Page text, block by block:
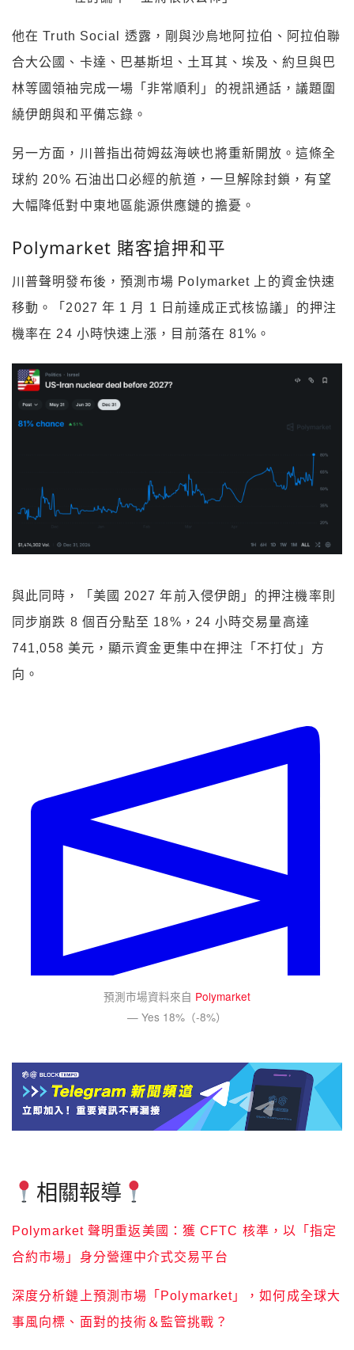
他在 Truth Social 透露，剛與沙烏地阿拉伯、阿拉伯聯
合大公國、卡達、巴基斯坦、土耳其、埃及、約旦與巴
林等國領袖完成一場「非常順利」的視訊通話，議題圍
繞伊朗與和平備忘錄。
另一方面，川普指出荷姆茲海峽也將重新開放。這條全
球約 20% 石油出口必經的航道，一旦解除封鎖，有望
大幅降低對中東地區能源供應鏈的擔憂。
Polymarket 賭客搶押和平
川普聲明發布後，預測市場 Polymarket 上的資金快速
移動。「2027 年 1 月 1 日前達成正式核協議」的押注
機率在 24 小時快速上漲，目前落在 81%。
與此同時，「美國 2027 年前入侵伊朗」的押注機率則
同步崩跌 8 個百分點至 18%，24 小時交易量高達
741,058 美元，顯示資金更集中在押注「不打仗」方
向。
預測市場資料來自 Polymarket
— Yes 18%（-8%）
相關報導
Polymarket 聲明重返美國：獲 CFTC 核準，以「指定
合約市場」身分營運中介式交易平台
深度分析鏈上預測市場「Polymarket」，如何成全球大
事風向標、面對的技術＆監管挑戰？